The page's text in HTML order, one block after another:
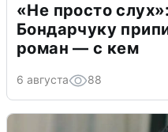
«Не просто
Бондарчуку
роман — с кем
6 августа 88